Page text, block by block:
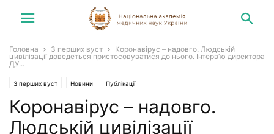
Головна З перших вуст
Коронавірус – надовго. Людській
цивілізації доведеться пристосовуватися до нього. Інтерв’ю директора
ДУ...
З перших вуст Новини Публікації
Коронавірус – надовго.
Людській цивілізації